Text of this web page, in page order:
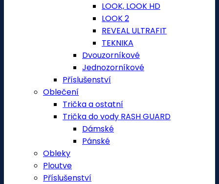
LOOK, LOOK HD
LOOK 2
REVEAL ULTRAFIT
TEKNIKA
Dvouzorníkové
Jednozorníkové
Příslušenství
Oblečení
Trička a ostatní
Trička do vody RASH GUARD
Dámské
Pánské
Obleky
Ploutve
Příslušenství